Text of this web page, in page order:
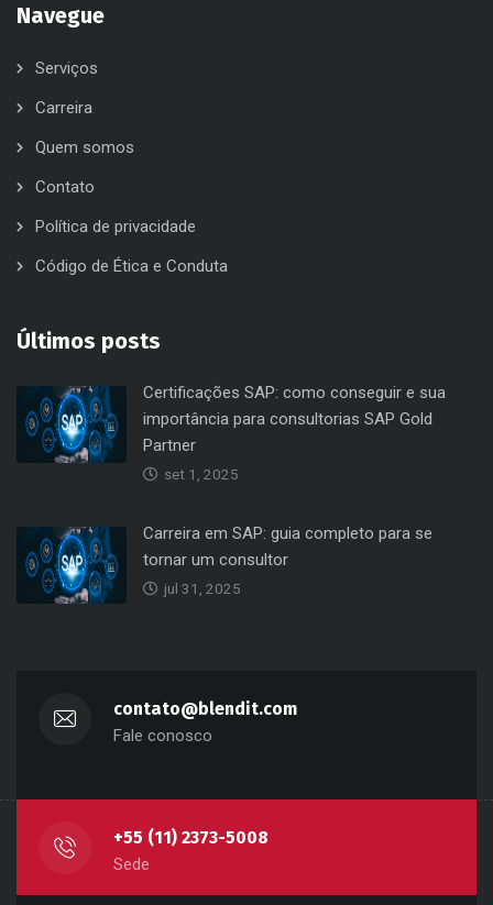
Navegue
Serviços
Carreira
Quem somos
Contato
Política de privacidade
Código de Ética e Conduta
Últimos posts
Certificações SAP: como conseguir e sua
importância para consultorias SAP Gold
Partner
set 1, 2025
Carreira em SAP: guia completo para se
tornar um consultor
jul 31, 2025
contato@blendit.com
Fale conosco
+55 (11) 2373-5008
Sede